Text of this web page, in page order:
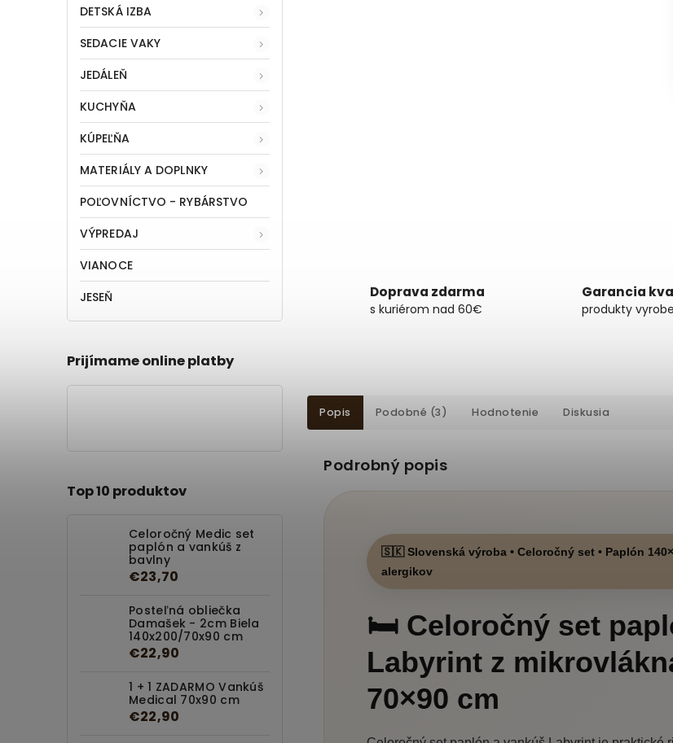
DETSKÁ IZBA
SEDACIE VAKY
JEDÁLEŇ
KUCHYŇA
KÚPEĽŇA
MATERIÁLY A DOPLNKY
POĽOVNÍCTVO - RYBÁRSTVO
VÝPREDAJ
VIANOCE
JESEŇ
Prijímame online platby
Top 10 produktov
Celoročný Medic set
paplón a vankúš z
bavlny
€23,70
Posteľná obliečka
Damašek - 2cm Biela
140x200/70x90 cm
€22,90
1 + 1 ZADARMO Vankúš
Medical 70x90 cm
€22,90
Doprava zdarma
s kuriérom nad 60€
Garancia
produkty
Popis Podobné (3) Hodnotenie Diskusia
Podrobný popis
🇸🇰 Slovenská výroba • Celoročný set • Paplón
alergikov
🛏️ Celoročný set
Labyrint z
70×90 cm